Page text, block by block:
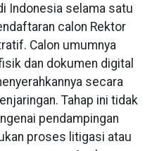
Indonesia selama satu
calon Rektor
Calon umumnya
dan dokumen digital
secara
Tahap ini tidak
pendampingan
proses litigasi atau